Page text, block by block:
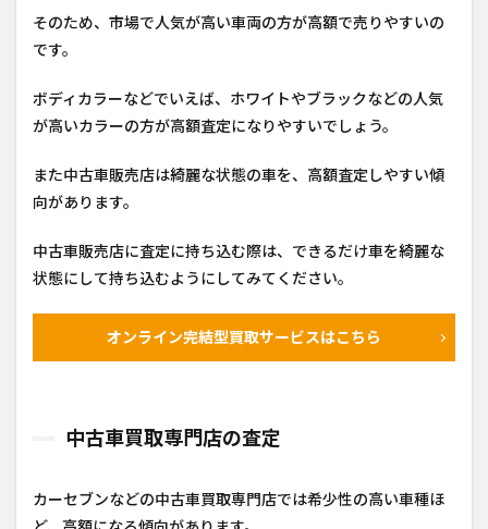
そのため、市場で人気が高い車両の方が高額で売りやすいの
です。
ボディカラーなどでいえば、ホワイトやブラックなどの人気
が高いカラーの方が高額査定になりやすいでしょう。
また中古車販売店は綺麗な状態の車を、高額査定しやすい傾
向があります。
中古車販売店に査定に持ち込む際は、できるだけ車を綺麗な
状態にして持ち込むようにしてみてください。
オンライン完結型買取サービスはこちら
中古車買取専門店の査定
カーセブンなどの中古車買取専門店では希少性の高い車種ほ